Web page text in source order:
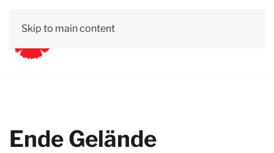
Skip to main content
Ende Gelände